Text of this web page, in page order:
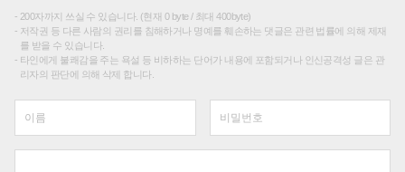
200자까지 쓰실 수 있습니다. (현재 0 byte / 최대 400byte)
저작권 등 다른 사람의 권리를 침해하거나 명예를 훼손하는 댓글은 관련 법률에 의해 제재
를 받을 수 있습니다.
타인에게 불쾌감을 주는 욕설 등 비하하는 단어가 내용에 포함되거나 인신공격성 글은 관
리자의 판단에 의해 삭제 합니다.